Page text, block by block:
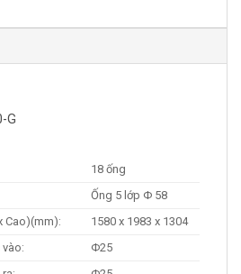
G
18 ống
Ống 5 lớp Φ 58
Cao)(mm):
1580 x 1983 x 1304
Φ25